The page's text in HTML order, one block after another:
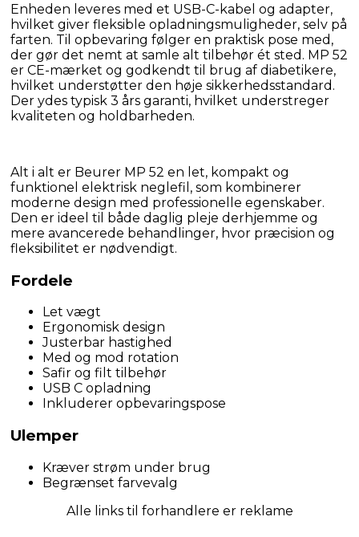
Enheden leveres med et USB-C-kabel og adapter,
hvilket giver fleksible opladningsmuligheder, selv på
farten. Til opbevaring følger en praktisk pose med,
der gør det nemt at samle alt tilbehør ét sted. MP 52
er CE-mærket og godkendt til brug af diabetikere,
hvilket understøtter den høje sikkerhedsstandard.
Der ydes typisk 3 års garanti, hvilket understreger
kvaliteten og holdbarheden.
Alt i alt er Beurer MP 52 en let, kompakt og
funktionel elektrisk neglefil, som kombinerer
moderne design med professionelle egenskaber.
Den er ideel til både daglig pleje derhjemme og
mere avancerede behandlinger, hvor præcision og
fleksibilitet er nødvendigt.
Fordele
Let vægt
Ergonomisk design
Justerbar hastighed
Med og mod rotation
Safir og filt tilbehør
USB C opladning
Inkluderer opbevaringspose
Ulemper
Kræver strøm under brug
Begrænset farvevalg
Alle links til forhandlere er reklame